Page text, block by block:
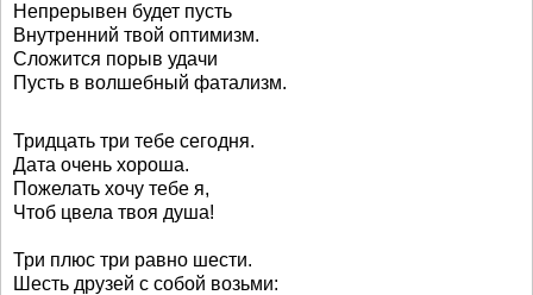
Непрерывен будет пусть
Внутренний твой оптимизм.
Сложится порыв удачи
Пусть в волшебный фатализм.
Тридцать три тебе сегодня.
Дата очень хороша.
Пожелать хочу тебе я,
Чтоб цвела твоя душа!
Три плюс три равно шести.
Шесть друзей с собой возьми: